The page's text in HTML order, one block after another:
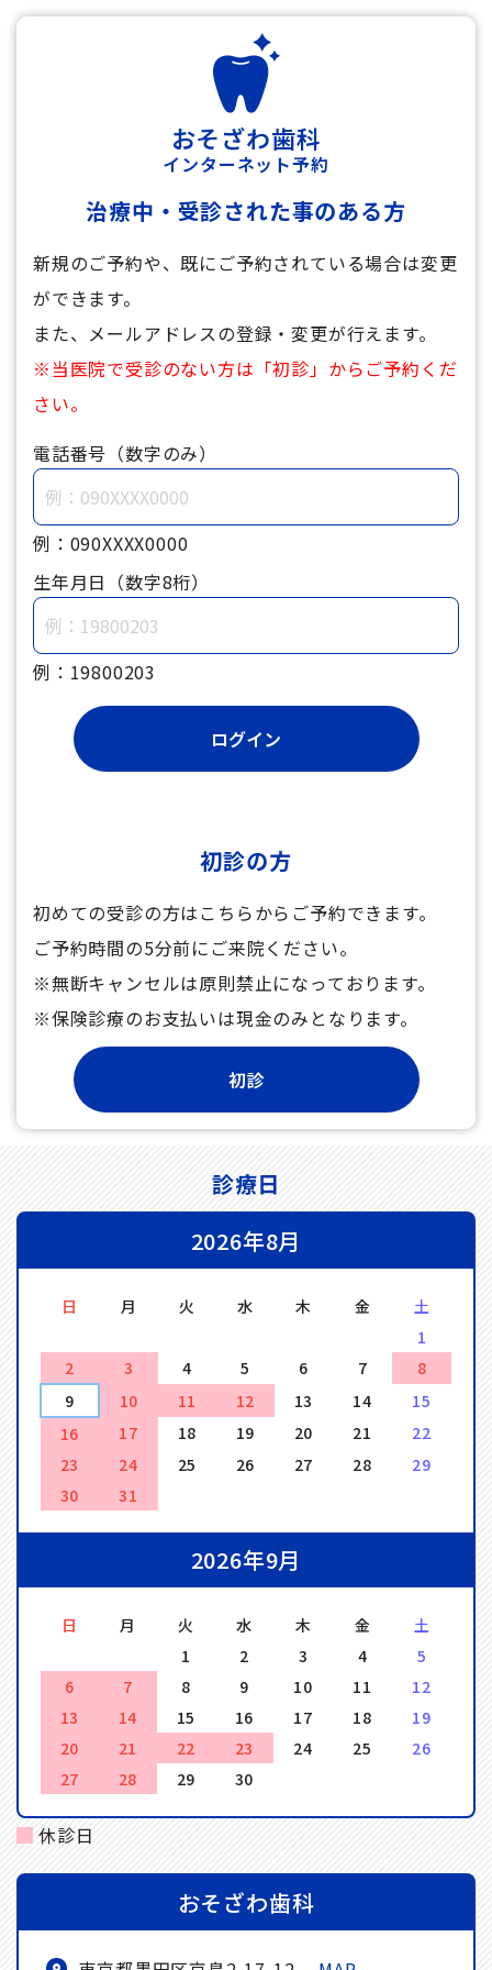
おそざわ歯科
インターネット予約
治療中・受診された事のある方
新規のご予約や、既にご予約されている場合は変更
ができます。
また、メールアドレスの登録・変更が行えます。
※当医院で受診のない方は「初診」からご予約くだ
さい。
電話番号（数字のみ）
例：090XXXX0000
生年月日（数字8桁）
例：19800203
初診の方
初めての受診の方はこちらからご予約できます。
ご予約時間の5分前にご来院ください。
※無断キャンセルは原則禁止になっております。
※保険診療のお支払いは現金のみとなります。
診療日
2026年8月
日 月 火 水 木 金
土
1
2
3 4 5 6 7
8
9
10 11 12 13 14
15
16
17 18 19 20 21
22
23
24 25 26 27 28
29
30
31
2026年9月
日 月 火 水 木 金
土
1
2 3 4
5
6
7 8 9 10 11
12
13
14 15 16 17 18
19
20
21 22 23 24 25
26
27
28 29 30
休診日
おそざわ歯科